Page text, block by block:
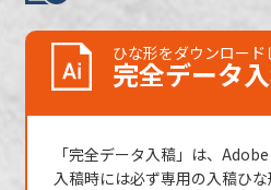
ひな形をダウンロード
完全データ
「完全データ入稿」は、
入稿時には必ず専用の入稿ひ